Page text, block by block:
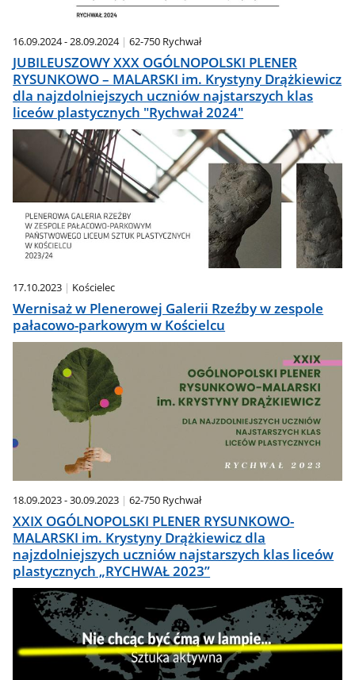
16.09.2024 - 28.09.2024 62-750 Rychwał
JUBILEUSZOWY XXX OGÓLNOPOLSKI PLENER
RYSUNKOWO – MALARSKI im. Krystyny Drążkiewicz
dla najzdolniejszych uczniów najstarszych klas
liceów plastycznych "Rychwał 2024"
17.10.2023 Kościelec
Wernisaż w Plenerowej Galerii Rzeźby w zespole
pałacowo-parkowym w Kościelcu
18.09.2023 - 30.09.2023 62-750 Rychwał
XXIX OGÓLNOPOLSKI PLENER RYSUNKOWO-
MALARSKI im. Krystyny Drążkiewicz dla
najzdolniejszych uczniów najstarszych klas liceów
plastycznych „RYCHWAŁ 2023”